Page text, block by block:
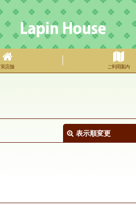
実店舗 ご利用案内
表示順変更